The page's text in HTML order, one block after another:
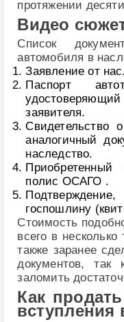
протяжении
Видео
Список
автомобиля в
Заявление от
Паспорт
заявителя.
Свидетельство
аналогичный
наследство.
полис ОСАГО .
госпошлину
Стоимость
всего в
также заранее
документов,
заломить
Как
вступления